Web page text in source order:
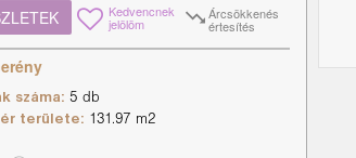
Kedvencnek
jelölöm
Árcsökkenés
értesítés
száma:5 db
területe: 131.97 m2